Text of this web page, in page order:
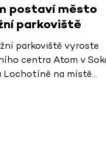
postaví město
parkoviště
parkoviště vyroste
centra Atom v
Lochotíně na místě…